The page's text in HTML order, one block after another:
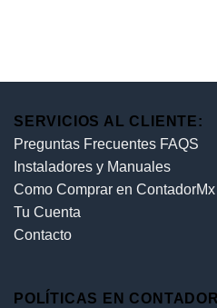
SERVICIOS AL CLIENTE:
Preguntas Frecuentes FAQS
Instaladores y Manuales
Como Comprar en ContadorMx
Tu Cuenta
Contacto
POLÍTICAS EN